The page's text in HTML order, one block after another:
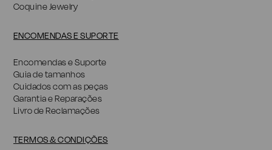
Coquine Jewelry
ENCOMENDAS E SUPORTE
Encomendas e Suporte
Guia de tamanhos
Cuidados com as peças
Garantia e Reparações
Livro de Reclamações
TERMOS & CONDIÇÕES